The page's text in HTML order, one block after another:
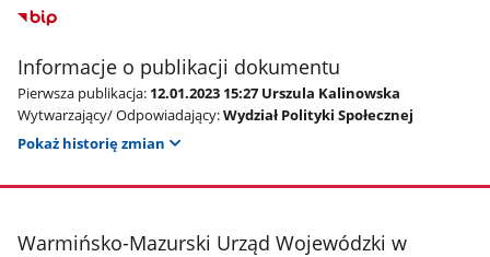
Informacje o publikacji dokumentu
Pierwsza publikacja: 12.01.2023 15:27 Urszula Kalinowska
Wytwarzający/ Odpowiadający:Wydział Polityki Społecznej
Pokaż historię zmian
stopka
Warmińsko-Mazurski Urząd Wojewódzki w